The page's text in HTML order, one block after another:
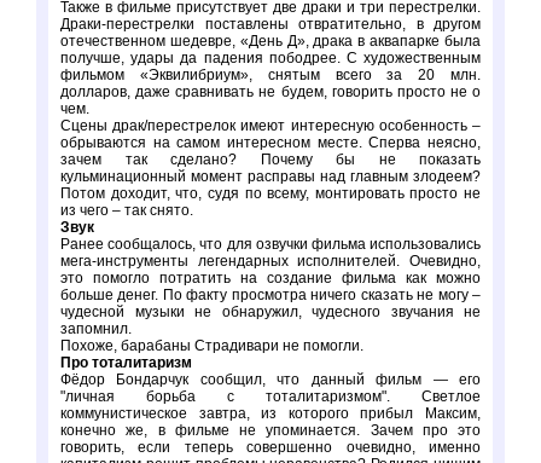
Также в фильме присутствует две драки и три перестрелки.
Драки-перестрелки поставлены отвратительно, в другом
отечественном шедевре, «День Д», драка в аквапарке была
получше, удары да падения пободрее. С художественным
фильмом «Эквилибриум», снятым всего за 20 млн.
долларов, даже сравнивать не будем, говорить просто не о
чем.
Сцены драк/перестрелок имеют интересную особенность –
обрываются на самом интересном месте. Сперва неясно,
зачем так сделано? Почему бы не показать
кульминационный момент расправы над главным злодеем?
Потом доходит, что, судя по всему, монтировать просто не
из чего – так снято.
Звук
Ранее сообщалось, что для озвучки фильма использовались
мега-инструменты легендарных исполнителей. Очевидно,
это помогло потратить на создание фильма как можно
больше денег. По факту просмотра ничего сказать не могу –
чудесной музыки не обнаружил, чудесного звучания не
запомнил.
Похоже, барабаны Страдивари не помогли.
Про тоталитаризм
Фёдор Бондарчук сообщил, что данный фильм — его
"личная борьба с тоталитаризмом". Светлое
коммунистическое завтра, из которого прибыл Максим,
конечно же, в фильме не упоминается. Зачем про это
говорить, если теперь совершенно очевидно, именно